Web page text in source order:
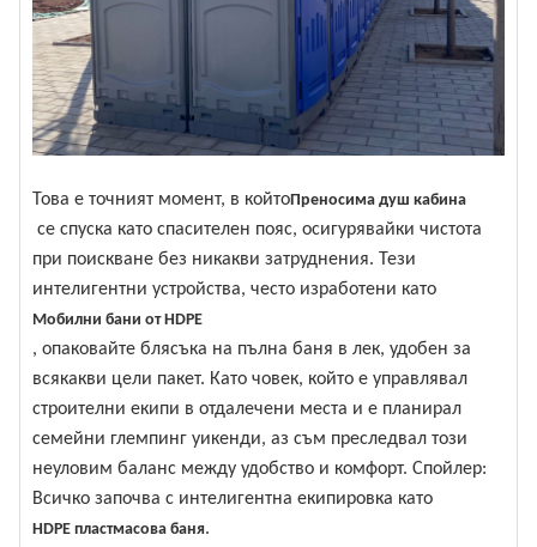
Това е точният момент, в койтоПреносима душ кабина
се спуска като спасителен пояс, осигурявайки чистота
при поискване без никакви затруднения. Тези
интелигентни устройства, често изработени като
Мобилни бани от HDPE
, опаковайте блясъка на пълна баня в лек, удобен за
всякакви цели пакет. Като човек, който е управлявал
строителни екипи в отдалечени места и е планирал
семейни глемпинг уикенди, аз съм преследвал този
неуловим баланс между удобство и комфорт. Спойлер:
Всичко започва с интелигентна екипировка като
HDPE пластмасова баня.